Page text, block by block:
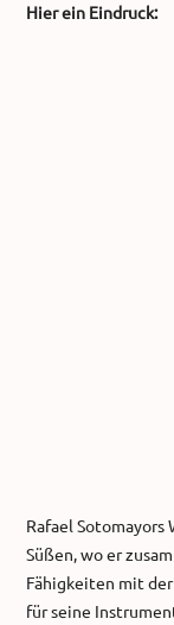
Hier ein Eindruck:
Rafael
Süßen, wo er
Fähigkeiten mit
für seine